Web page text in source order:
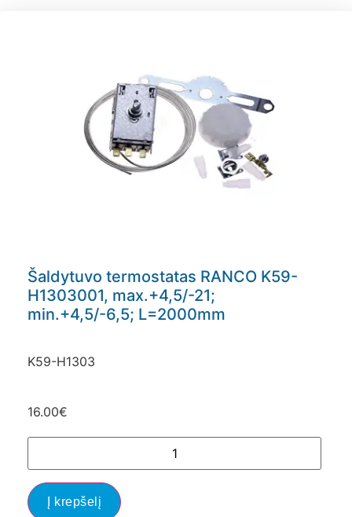
Šaldytuvo termostatas RANCO K59-
H1303001, max.+4,5/-21;
min.+4,5/-6,5; L=2000mm
K59-H1303
16.00€
Į krepšelį